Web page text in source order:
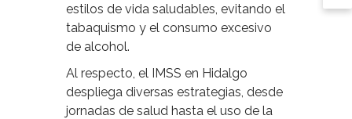
estilos de vida saludables, evitando el
tabaquismo y el consumo excesivo
de alcohol.
Al respecto, el IMSS en Hidalgo
despliega diversas estrategias, desde
jornadas de salud hasta el uso de la